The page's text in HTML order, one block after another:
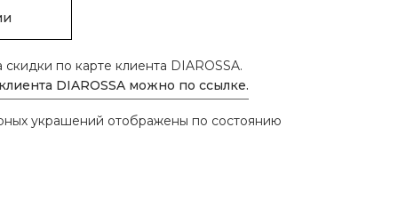
скидки по карте клиента DIAROSSA.
DIAROSSA можно по ссылке.
украшений отображены по состоянию